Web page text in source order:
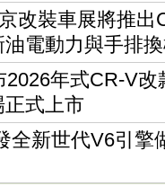
改裝車展將推出
電動力與手排
2026年式CR-V
式上市
全新世代V6引擎